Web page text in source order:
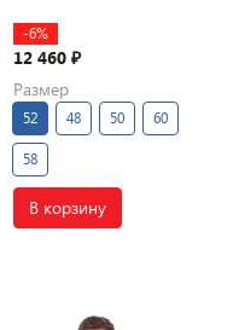
-6%
12 460 ₽
Размер
52 48 50 60
58
В корзину